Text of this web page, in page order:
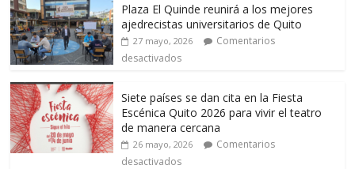
Plaza El Quinde reunirá a los mejores
ajedrecistas universitarios de Quito
27 mayo, 2026
Comentarios
desactivados
Siete países se dan cita en la Fiesta
Escénica Quito 2026 para vivir el teatro
de manera cercana
26 mayo, 2026
Comentarios
desactivados